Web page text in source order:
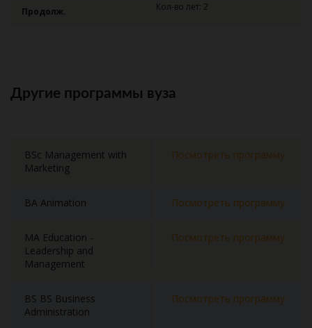
Продолж. Кол-во лет: 2
Другие программы вуза
BSc Management with
Marketing
Посмотреть программу
BA Animation Посмотреть программу
MA Education -
Leadership and
Management
Посмотреть программу
BS BS Business
Administration
Посмотреть программу